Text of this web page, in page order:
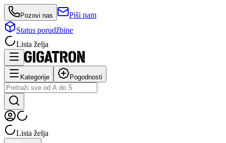
Pozovi nas
Piši nam
Status porudžbine
Lista želja
Kategorije Pogodnosti
Lista želja